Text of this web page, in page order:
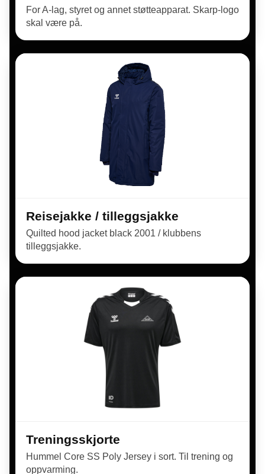
For A-lag, styret og annet støtteapparat. Skarp-logo
skal være på.
Reisejakke / tilleggsjakke
Quilted hood jacket black 2001 / klubbens
tilleggsjakke.
Treningsskjorte
Hummel Core SS Poly Jersey i sort. Til trening og
oppvarming.